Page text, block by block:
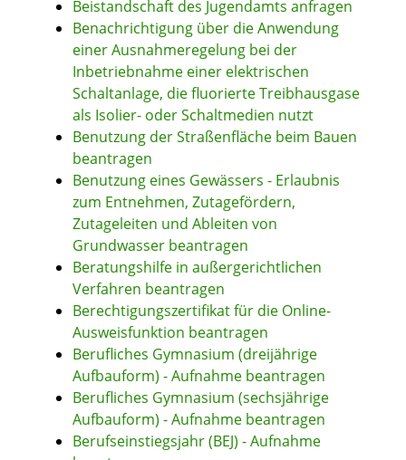
Beistandschaft des Jugendamts anfragen
Benachrichtigung über die Anwendung
einer Ausnahmeregelung bei der
Inbetriebnahme einer elektrischen
Schaltanlage, die fluorierte Treibhausgase
als Isolier- oder Schaltmedien nutzt
Benutzung der Straßenfläche beim Bauen
beantragen
Benutzung eines Gewässers - Erlaubnis
zum Entnehmen, Zutagefördern,
Zutageleiten und Ableiten von
Grundwasser beantragen
Beratungshilfe in außergerichtlichen
Verfahren beantragen
Berechtigungszertifikat für die Online-
Ausweisfunktion beantragen
Berufliches Gymnasium (dreijährige
Aufbauform) - Aufnahme beantragen
Berufliches Gymnasium (sechsjährige
Aufbauform) - Aufnahme beantragen
Berufseinstiegsjahr (BEJ) - Aufnahme